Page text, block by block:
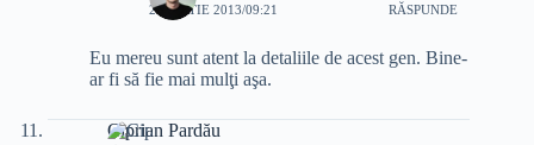
2 MARTIE 2013/09:21 RĂSPUNDE
Eu mereu sunt atent la detaliile de acest gen. Bine-
ar fi să fie mai mulţi aşa.
Ciprian Pardău